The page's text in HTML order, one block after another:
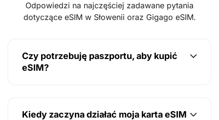
Odpowiedzi na najczęściej zadawane pytania
dotyczące eSIM w Słowenii oraz Gigago eSIM.
Czy potrzebuję paszportu, aby kupić
eSIM?
Kiedy zaczyna działać moja karta eSIM